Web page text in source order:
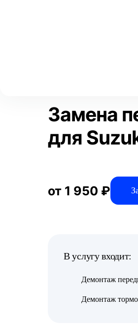
Замена
для
от 1 950 ₽
В услугу входит:
Демонтаж
Демонтаж